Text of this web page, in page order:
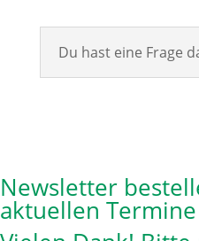
Du hast eine Frage
Newsletter
aktuellen